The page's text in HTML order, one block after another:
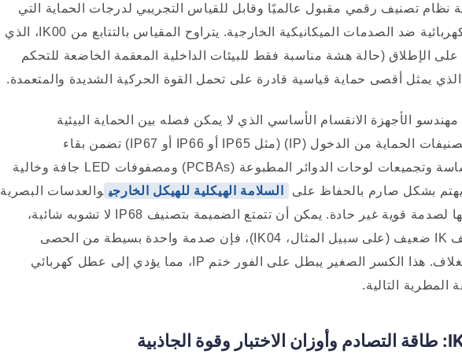
نظام تصنيف رقمي مقبول عالميًا وقابل للقياس التجريبي لدرجات الحماية التي
توفرها حاويات المعدات الكهربائية ضد الصدمات الميكانيكية الخارجية. يتراوح المقياس بالتتابع من IK00، الذي
الإطلاق (حالة هشة مناسبة فقط للبيئات الداخلية المعقمة الخاضعة للتحكم
الأجهزة الانقسام الأساسي الذي لا يمكن فصله بين الحماية البيئية
والميكانيكية. في حين أن تصنيفات الحماية من الدخول (IP) (مثل IP65 أو IP66 أو IP67) تضمن بقاء
الإلكترونيات الداخلية الحساسة وتجميعات لوحات الدوائر المطبوعة (PCBAs) ومصفوفات LED جافة وخالية
السلامة الهيكلية للهيكل الخارجي والعدسات البصرية
وأقواس التثبيت عند تعرضها لصدمة قوية غير حادة. يمكن أن تتمتع الضميمة بتصنيف IP68 لا تشوبه شائبة،
ولكن إذا كانت تتمتع بتصنيف IK ضعيف (على سبيل المثال، IK04)، فإن صدمة واحدة بسيطة من الحصى
المتطاير يمكن أن تحطم الغلاف. هذا الكسر الصغير يبطل على الفور ختم IP، مما يؤدي إلى عطل كهربائي
التالية.